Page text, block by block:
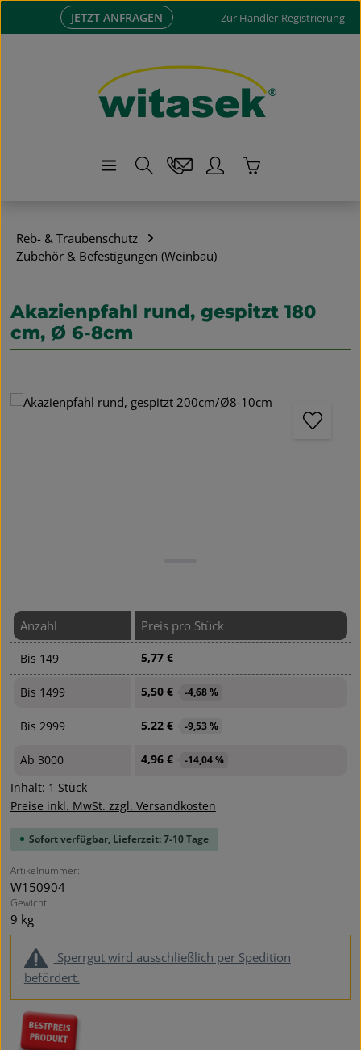
Zum Hauptinhalt springen
JETZT ANFRAGEN Zur Händler-Registrierung
Warenkorb
Reb- & Traubenschutz
Zubehör & Befestigungen (Weinbau)
Akazienpfahl rund, gespitzt 180
cm, Ø 6-8cm
Bildergalerie überspringen
Anzahl Preis pro Stück
Bis 149 5,77 €
Bis 1499 5,50 € -4,68 %
Bis 2999 5,22 € -9,53 %
Ab 3000 4,96 € -14,04 %
Inhalt: 1 Stück
Preise inkl. MwSt. zzgl. Versandkosten
Sofort verfügbar, Lieferzeit: 7-10 Tage
Artikelnummer:
W150904
Gewicht:
9 kg
Sperrgut wird ausschließlich per Spedition
befördert.